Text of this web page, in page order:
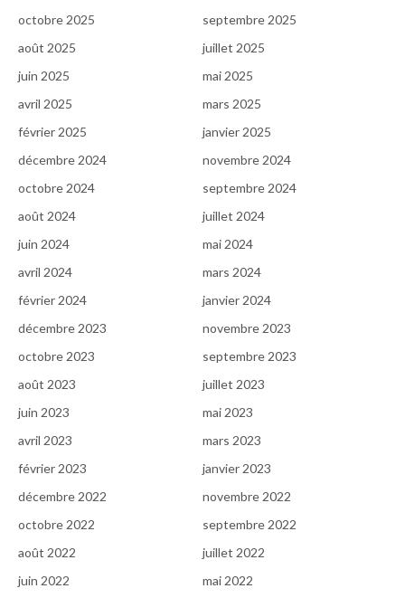
octobre 2025
septembre 2025
août 2025
juillet 2025
juin 2025
mai 2025
avril 2025
mars 2025
février 2025
janvier 2025
décembre 2024
novembre 2024
octobre 2024
septembre 2024
août 2024
juillet 2024
juin 2024
mai 2024
avril 2024
mars 2024
février 2024
janvier 2024
décembre 2023
novembre 2023
octobre 2023
septembre 2023
août 2023
juillet 2023
juin 2023
mai 2023
avril 2023
mars 2023
février 2023
janvier 2023
décembre 2022
novembre 2022
octobre 2022
septembre 2022
août 2022
juillet 2022
juin 2022
mai 2022